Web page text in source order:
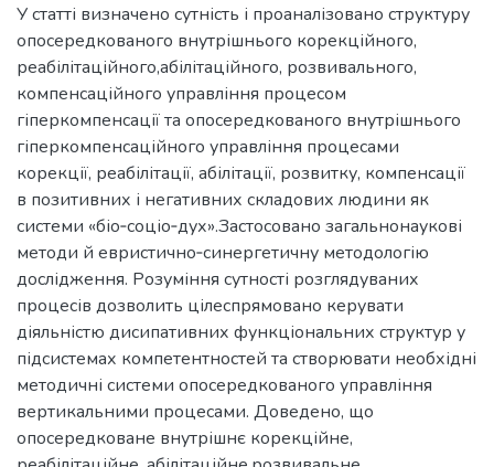
У статті визначено сутність і проаналізовано структуру
опосередкованого внутрішнього корекційного,
реабілітаційного,абілітаційного, розвивального,
компенсаційного управління процесом
гіперкомпенсації та опосередкованого внутрішнього
гіперкомпенсаційного управління процесами
корекції, реабілітації, абілітації, розвитку, компенсації
в позитивних і негативних складових людини як
системи «біо‐соціо‐дух».Застосовано загальнонаукові
методи й евристично‐синергетичну методологію
дослідження. Розуміння сутності розглядуваних
процесів дозволить цілеспрямовано керувати
діяльністю дисипативних функціональних структур у
підсистемах компетентностей та створювати необхідні
методичні системи опосередкованого управління
вертикальними процесами. Доведено, що
опосередковане внутрішнє корекційне,